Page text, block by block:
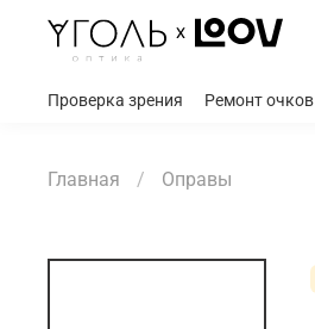
Проверка зрения Ремонт очков
Главная Оправы